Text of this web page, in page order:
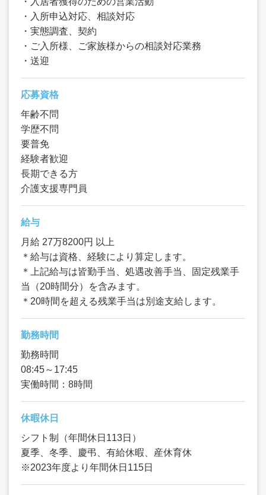
・入所申込対応、相談対応
・実態調査、契約
・ご入所様、ご家族様からの相談対応業務
・送迎
応募資格
年齢不問
学歴不問
要普免
経験者歓迎
長期できる方
介護支援専門員
給与
月給 27万8200円 以上
＊給与は資格、経験により算定します。
＊上記給与は皆勤手当、処遇改善手当、固定残業手
当（20時間分）を含みます。
＊20時間を超える残業手当は別途支給します。
勤務時間
勤務時間
08:45～17:45
実働時間：8時間
休暇休日
シフト制（年間休日113日）
夏季、冬季、慶弔、有給休暇、産休育休
※2023年度より年間休日115日